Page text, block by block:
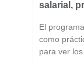
salarial,
El
como
para ver los